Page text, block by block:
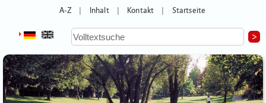
A-Z Inhalt Kontakt Startseite